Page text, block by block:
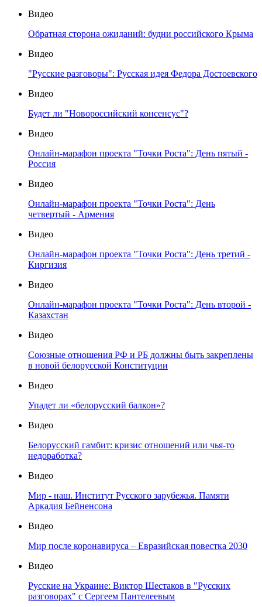
Видео
Обратная сторона ожиданий: будни российского Крыма
Видео
"Русские разговоры": Русская идея Федора Достоевского
Видео
Будет ли "Новороссийский консенсус"?
Видео
Онлайн-марафон проекта "Точки Роста": День пятый -
Россия
Видео
Онлайн-марафон проекта "Точки Роста": День
четвертый - Армения
Видео
Онлайн-марафон проекта "Точки Роста": День третий -
Киргизия
Видео
Онлайн-марафон проекта "Точки Роста": День второй -
Казахстан
Видео
Союзные отношения РФ и РБ должны быть закреплены
в новой белорусской Конституции
Видео
Упадет ли «белорусский балкон»?
Видео
Белорусский гамбит: кризис отношений или чья-то
недоработка?
Видео
Мир - наш. Институт Русского зарубежья. Памяти
Аркадия Бейненсона
Видео
Мир после коронавируса – Евразийская повестка 2030
Видео
Русские на Украине: Виктор Шестаков в "Русских
разговорах" с Сергеем Пантелеевым